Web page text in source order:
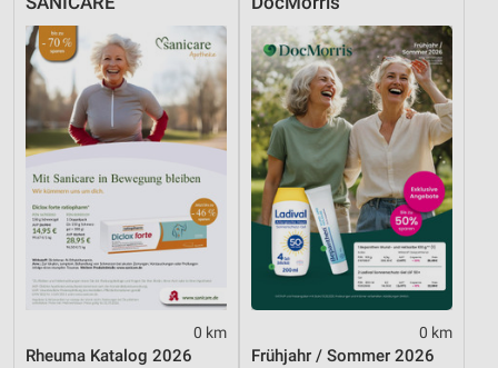
0 km
Rheuma Katalog 2026
0 km
Frühjahr / Sommer 2026